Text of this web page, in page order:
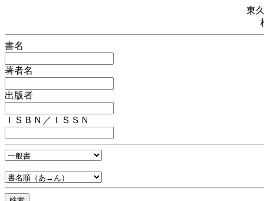
東
書名
著者名
出版者
ＩＳＢＮ／ＩＳＳＮ